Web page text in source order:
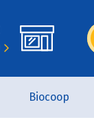
Biocoop